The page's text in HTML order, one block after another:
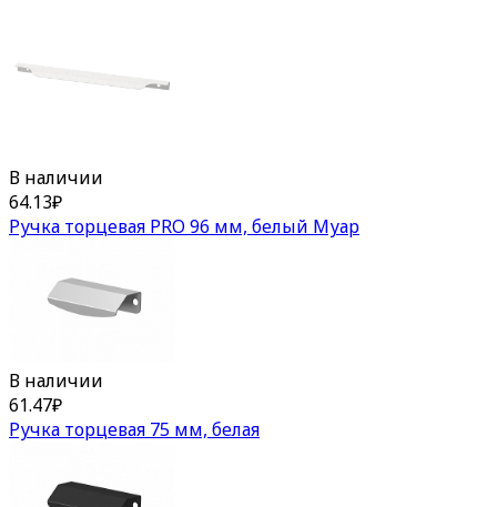
В наличии
64.13₽
Ручка торцевая PRO 96 мм, белый Муар
В наличии
61.47₽
Ручка торцевая 75 мм, белая